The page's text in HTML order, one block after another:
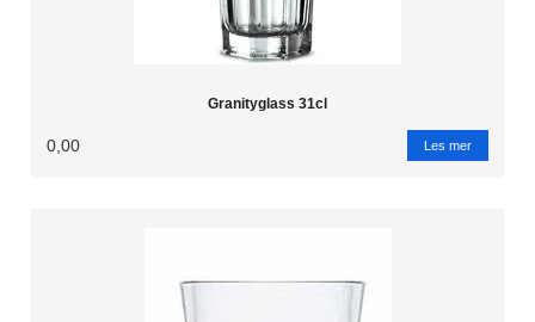
Granityglass 31cl
0,00 Les mer